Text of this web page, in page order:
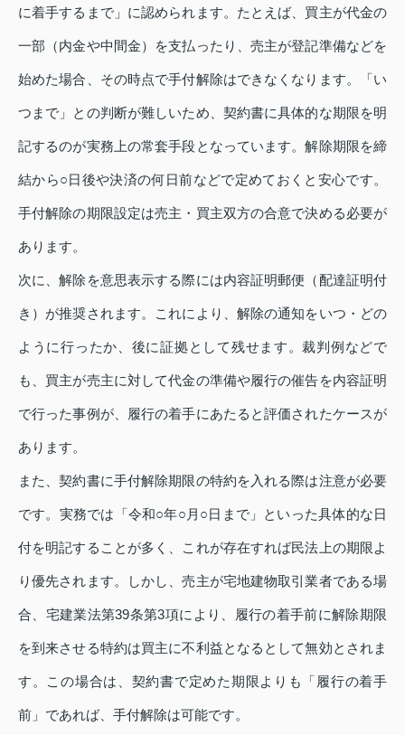
に着手するまで」に認められます。たとえば、買主が代金の
一部（内金や中間金）を支払ったり、売主が登記準備などを
始めた場合、その時点で手付解除はできなくなります。「い
つまで」との判断が難しいため、契約書に具体的な期限を明
記するのが実務上の常套手段となっています。解除期限を締
結から○日後や決済の何日前などで定めておくと安心です。
手付解除の期限設定は売主・買主双方の合意で決める必要が
あります。
次に、解除を意思表示する際には内容証明郵便（配達証明付
き）が推奨されます。これにより、解除の通知をいつ・どの
ように行ったか、後に証拠として残せます。裁判例などで
も、買主が売主に対して代金の準備や履行の催告を内容証明
で行った事例が、履行の着手にあたると評価されたケースが
あります。
また、契約書に手付解除期限の特約を入れる際は注意が必要
です。実務では「令和○年○月○日まで」といった具体的な日
付を明記することが多く、これが存在すれば民法上の期限よ
り優先されます。しかし、売主が宅地建物取引業者である場
合、宅建業法第39条第3項により、履行の着手前に解除期限
を到来させる特約は買主に不利益となるとして無効とされま
す。この場合は、契約書で定めた期限よりも「履行の着手
前」であれば、手付解除は可能です。